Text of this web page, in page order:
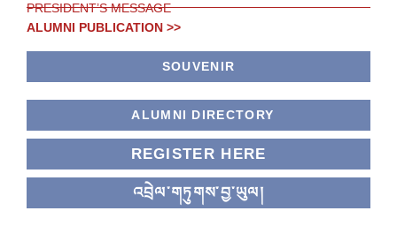
PRESIDENT’S MESSAGE
ALUMNI PUBLICATION >>
SOUVENIR
ALUMNI DIRECTORY
REGISTER HERE
འབྲེལ་གཏུགས་བྱ་ཡུལ།